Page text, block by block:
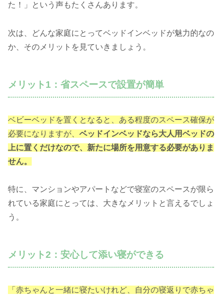
た！」という声もたくさんあります。
次は、どんな家庭にとってベッドインベッドが魅力的なの
か、そのメリットを見ていきましょう。
メリット1：省スペースで設置が簡単
ベビーベッドを置くとなると、ある程度のスペース確保が
必要になりますが、 ベッドインベッドなら大人用ベッドの
上に置くだけなので、新たに場所を用意する必要がありま
せん。
特に、マンションやアパートなどで寝室のスペースが限ら
れている家庭にとっては、大きなメリットと言えるでしょ
う。
メリット2：安心して添い寝ができる
「赤ちゃんと一緒に寝たいけれど、自分の寝返りで赤ちゃ